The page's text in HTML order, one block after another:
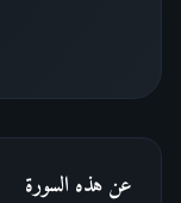
عن هذه السورة